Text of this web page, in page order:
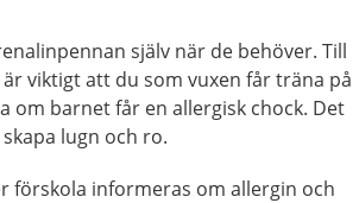
själv när de behöver. Till
viktigt att du som vuxen får träna på
om barnet får en allergisk chock. Det
lugn och ro.
förskola informeras om allergin och